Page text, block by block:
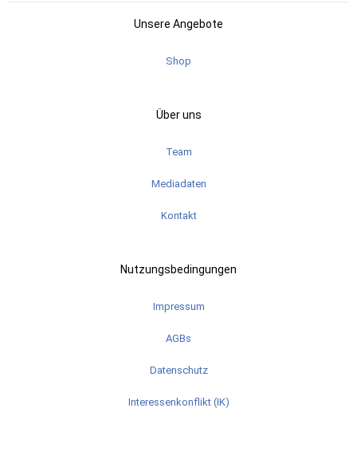
Unsere Angebote
Shop
Über uns
Team
Mediadaten
Kontakt
Nutzungsbedingungen
Impressum
AGBs
Datenschutz
Interessenkonflikt (IK)